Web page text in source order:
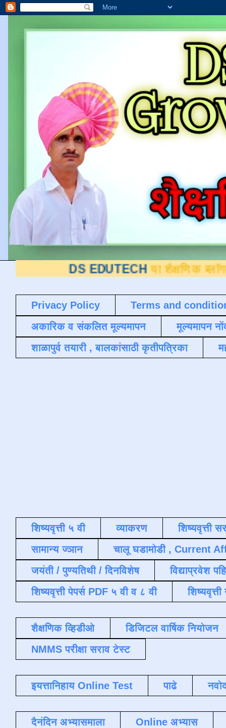
या शैक्षणिक ब्लॉगवर आपले
Privacy Policy
Terms and
अकारिक व संकलित मूल्यमापन
मूल्यमापन
शाळापुर्व तयारी , बालकांसाठी कृतीपत्रिका
शिष्यवृत्ती ५ वी व्याकरण
शिष्यवृत्ती
सामान्य ज्ञान
चालू घडामोडी , Current
जयंती / पुण्यतिथी / दिनविशेष
विद्याप्रवेश
शिष्यवृत्ती पेपर्स PDF ५ वी व ८ वी
शैक्षणिक व्हिडीओ
डिजिटल वार्षिक नियोजन
NMMS परीक्षा सराव टेस्ट
इयत्तानिहाय Online Test पाढे
दैनंदिन अभ्यासमाला
Online अभ्यास